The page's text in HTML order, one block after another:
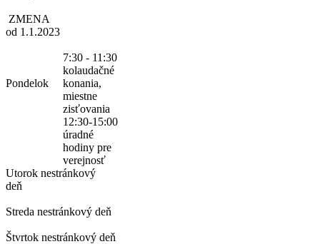
ZMENA
od 1.1.2023
Pondelok
7:30 - 11:30
kolaudačné
konania,
miestne
zisťovania
12:30-15:00
úradné
hodiny pre
verejnosť
Utorok nestránkový
deň
Streda nestránkový deň
Štvrtok nestránkový deň